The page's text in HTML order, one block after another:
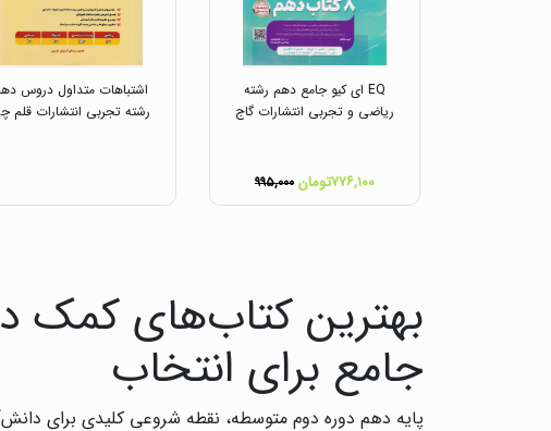
EQ ای کیو جامع دهم رشته
ریاضی و تجربی انتشارات گاج
۷۷۶,۱۰۰تومان ۹۹۵,۰۰۰
اشتباهات متداول دروس
رشته تجربی انتشارات قلم
بهترین کتاب‌های کمک
جامع برای انتخاب
پایه دهم دوره دوم متوسطه، نقطه شروعی کلیدی برای